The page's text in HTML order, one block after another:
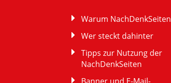
Warum NachDenkSeiten
Wer steckt dahinter
Tipps zur Nutzung der
NachDenkSeiten